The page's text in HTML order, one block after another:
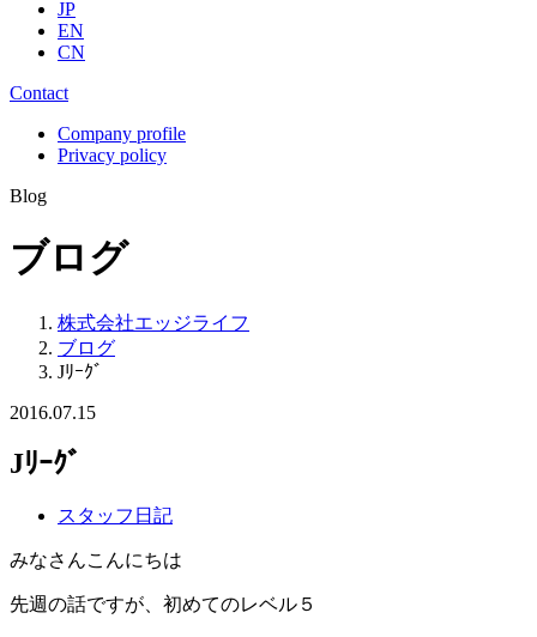
JP
EN
CN
Contact
Company profile
Privacy policy
Blog
ブログ
株式会社エッジライフ
ブログ
Jﾘｰｸﾞ
2016.07.15
Jﾘｰｸﾞ
スタッフ日記
みなさんこんにちは
先週の話ですが、初めてのレベル５